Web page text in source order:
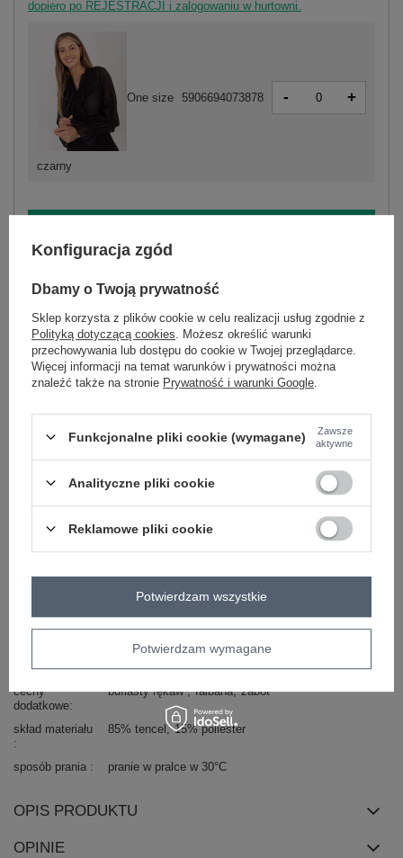
dopiero po REJESTRACJI i zalogowaniu w hurtowni.
czarny
One size 5906694073878 - +
Masz pytanie? Chętnie pomożemy.
skład materiału : 85% tencel, 15% poliester
sposób prania : pranie w pralce w 30°C
elegancki
dominujący
dominujący
standardowa
rękaw
długi rękaw
serek / dekolt V
zapięcie
guziki
cechy
dodatkowe
bufiasty rękaw falbana żabot
skład materiału 85% tencel 15% poliester
sposób prania pranie w pralce w 30°C
OPIS PRODUKTU
OPINIE
Konfiguracja zgód
Dbamy o Twoją prywatność
Sklep korzysta z plików cookie w celu realizacji usług zgodnie z
Polityką dotyczącą cookies . Możesz określić warunki
przechowywania lub dostępu do cookie w Twojej przeglądarce.
Więcej informacji na temat warunków i prywatności można
znaleźć także na stronie Prywatność i warunki Google
Funkcjonalne pliki cookie (wymagane)
Zawsze
aktywne
Analityczne pliki cookie
Reklamowe pliki cookie
Potwierdzam wymagane
Potwierdzam wszystkie